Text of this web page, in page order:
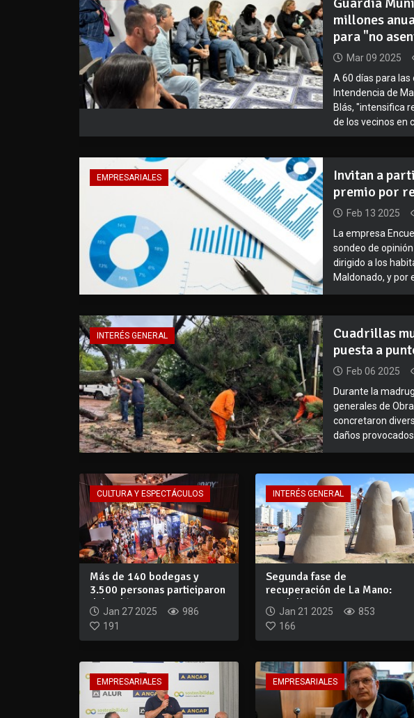
millones
para "no
Mar 09 2025
A 60 días para las
Intendencia de
Blás, "intensifica
de los vecinos en
EMPRESARIALES
Invitan a
premio por
Feb 13 2025
La empresa
sondeo de
dirigido a los
Maldonado, y por
INTERÉS GENERAL
Cuadrillas
puesta a
Feb 06 2025
Durante la
generales de
concretaron
daños provocados
CULTURA Y ESPECTÁCULOS
Más de 140 bodegas y
3.500 personas participaron
del Salón I...
Jan 27 2025
986
191
INTERÉS GENERAL
Segunda fase de
recuperación de La Mano:
cuadrillas municipa...
Jan 21 2025
853
166
EMPRESARIALES EMPRESARIALES